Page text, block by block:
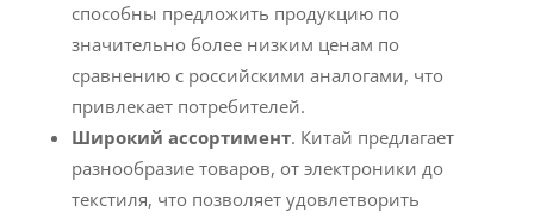
способны предложить продукцию по
значительно более низким ценам по
сравнению с российскими аналогами, что
привлекает потребителей.
Широкий ассортимент. Китай предлагает
разнообразие товаров, от электроники до
текстиля, что позволяет удовлетворить